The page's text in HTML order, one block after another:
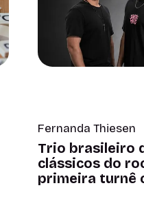
Fernanda Thiesen
Trio brasileiro
clássicos do
primeira turnê